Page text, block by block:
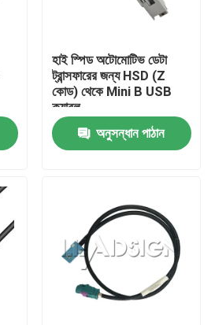
হাই স্পিড অটোমোটিভ ডেটা
ট্রান্সফারের জন্য HSD (Z
কোড) থেকে Mini B USB
ক্যাবল
অনুসন্ধান পাঠান